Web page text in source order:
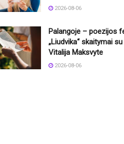
2026-08-06
Palangoje – poezijos
„Liudvika“ skaitymai
Vitalija Maksvyte
2026-08-06